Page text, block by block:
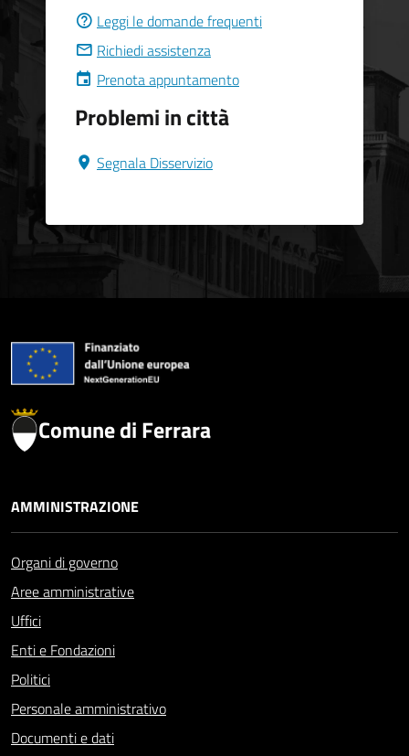
Leggi le domande frequenti
Richiedi assistenza
Prenota appuntamento
Problemi in città
Segnala Disservizio
Comune di Ferrara
AMMINISTRAZIONE
Organi di governo
Aree amministrative
Uffici
Enti e Fondazioni
Politici
Personale amministrativo
Documenti e dati